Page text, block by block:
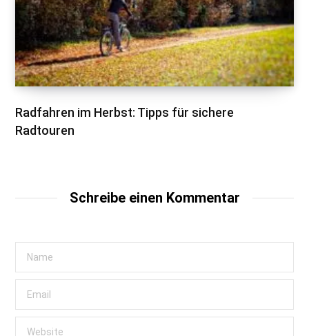
Radfahren im Herbst: Tipps für sichere
Radtouren
Schreibe einen Kommentar